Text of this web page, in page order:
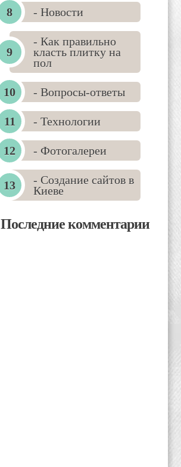
- Новости
- Как правильно
класть плитку на
пол
- Вопросы-ответы
- Технологии
- Фотогалереи
- Создание сайтов в
Киеве
Последние комментарии